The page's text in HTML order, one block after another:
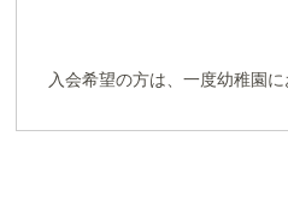
入会希望の方は、一度幼稚園に